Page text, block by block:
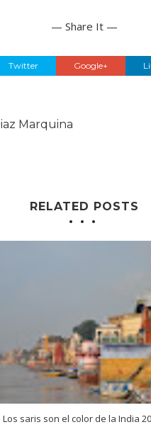
— Share It —
Twitter Google+
Marquina
RELATED POSTS
Los saris son el color de la India